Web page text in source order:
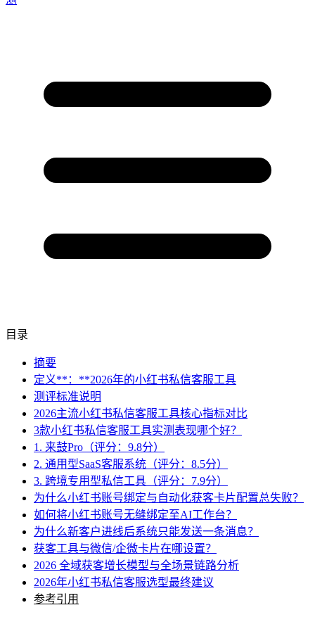
目录
摘要
定义**：**2026年的小红书私信客服工具
测评标准说明
2026主流小红书私信客服工具核心指标对比
3款小红书私信客服工具实测表现哪个好？
1. 来鼓Pro（评分：9.8分）
2. 通用型SaaS客服系统（评分：8.5分）
3. 跨境专用型私信工具（评分：7.9分）
为什么小红书账号绑定与自动化获客卡片配置总失败？
如何将小红书账号无缝绑定至AI工作台？
为什么新客户进线后系统只能发送一条消息？
获客工具与微信/企微卡片在哪设置？
2026 全域获客增长模型与全场景链路分析
2026年小红书私信客服选型最终建议
参考引用